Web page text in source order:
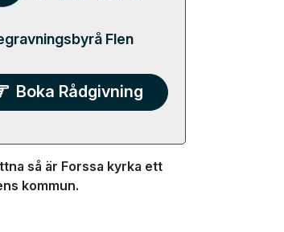
Flen
Boka Rådgivning
så är Forssa kyrka ett
kommun.